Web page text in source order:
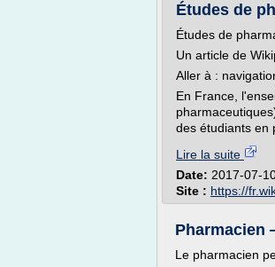
Études de
Études de
Un article de
Aller à :
En France,
des étudiants en
Lire la suite
Date: 2017-07-
Site : https://
Pharmacien
Le pharmacien